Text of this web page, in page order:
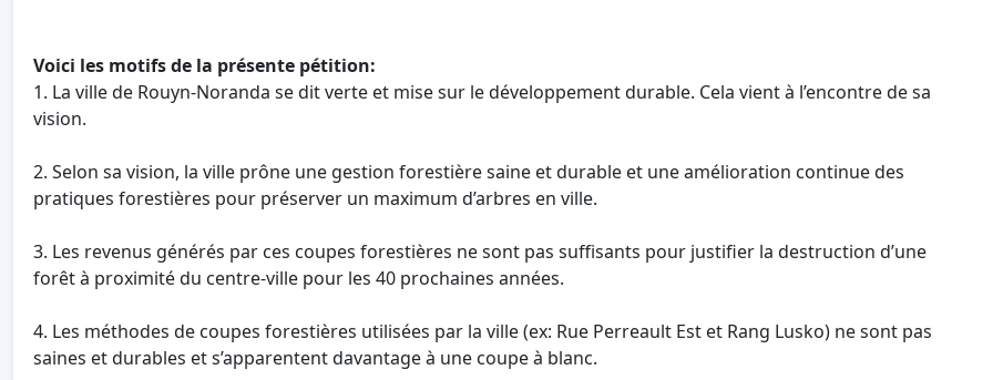
Voici les motifs de la présente pétition:
1. La ville de Rouyn-Noranda se dit verte et mise sur le développement durable. Cela vient à l’encontre de sa
vision.
2. Selon sa vision, la ville prône une gestion forestière saine et durable et une amélioration continue des
pratiques forestières pour préserver un maximum d’arbres en ville.
3. Les revenus générés par ces coupes forestières ne sont pas suffisants pour justifier la destruction d’une
forêt à proximité du centre-ville pour les 40 prochaines années.
4. Les méthodes de coupes forestières utilisées par la ville (ex: Rue Perreault Est et Rang Lusko) ne sont pas
saines et durables et s’apparentent davantage à une coupe à blanc.